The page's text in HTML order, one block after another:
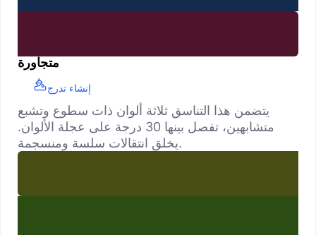
متجاورة
إنشاء تدرج
يتضمن هذا التناسق ثلاثة ألوان ذات سطوع وتشبع
متشابهين، تفصل بينها 30 درجة على عجلة الألوان.
يخلق انتقالات سلسة ومنسجمة.